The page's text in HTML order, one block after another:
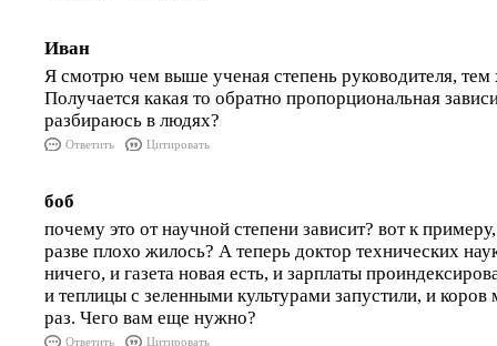
Иван
Я смотрю чем выше ученая степень руководителя, тем
Получается какая то обратно пропорциональная
разбираюсь в людях?
Ответить Цитировать
боб
почему это от научной степени зависит? вот к
разве плохо жилось? А теперь доктор технических
ничего, и газета новая есть, и зарплаты
и теплицы с зеленными культурами запустили, и
раз. Чего вам еще нужно?
Ответить Цитировать